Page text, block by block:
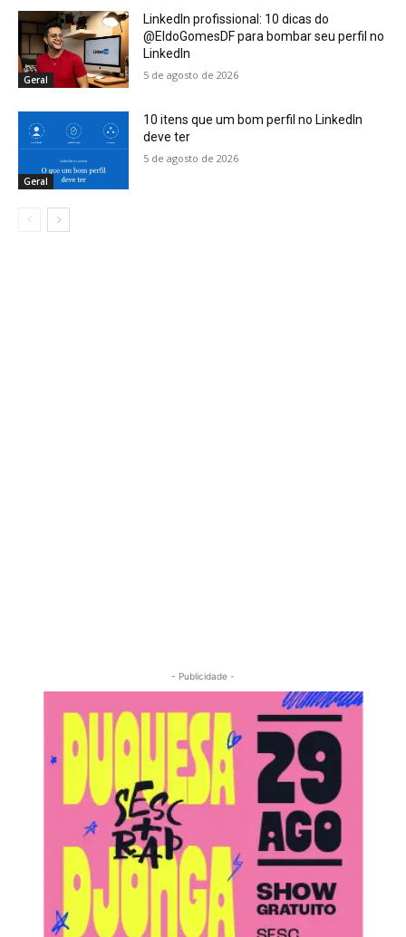
Geral
LinkedIn profissional: 10 dicas do
@EldoGomesDF para bombar seu perfil no
LinkedIn
5 de agosto de 2026
Geral
10 itens que um bom perfil no LinkedIn
deve ter
5 de agosto de 2026
- Publicidade -